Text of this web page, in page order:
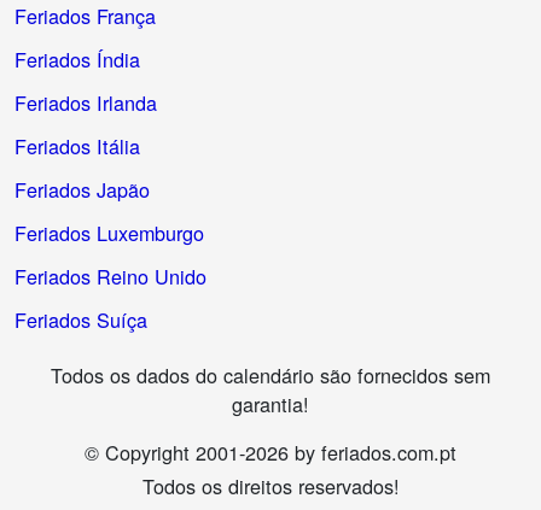
Feriados França
Feriados Índia
Feriados Irlanda
Feriados Itália
Feriados Japão
Feriados Luxemburgo
Feriados Reino Unido
Feriados Suíça
Todos os dados do calendário são fornecidos sem
garantia!
© Copyright 2001-2026 by feriados.com.pt
Todos os direitos reservados!